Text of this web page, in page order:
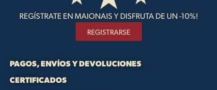
REGÍSTRATE EN MAIONAIS Y DISFRUTA DE UN -10%!
REGISTRARSE
PAGOS, ENVÍOS Y DEVOLUCIONES
CERTIFICADOS